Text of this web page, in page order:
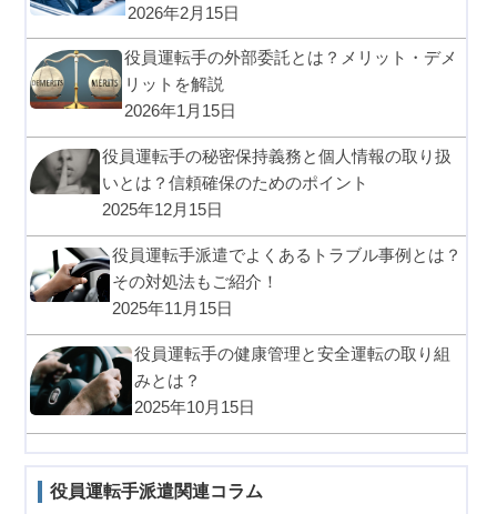
2026年2月15日
役員運転手の外部委託とは？メリット・デメ
リットを解説
2026年1月15日
役員運転手の秘密保持義務と個人情報の取り扱
いとは？信頼確保のためのポイント
2025年12月15日
役員運転手派遣でよくあるトラブル事例とは？
その対処法もご紹介！
2025年11月15日
役員運転手の健康管理と安全運転の取り組
みとは？
2025年10月15日
役員運転手派遣関連コラム